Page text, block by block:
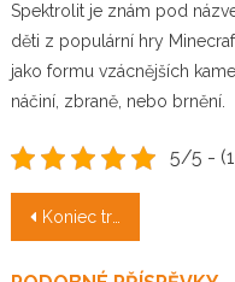
Spektrolit je znám pod
děti z populární hry
jako formu vzácnějších
náčiní, zbraně, nebo brnění.
5/5 -
Navigace
Koniec trápenia s nepríjemnými aftami